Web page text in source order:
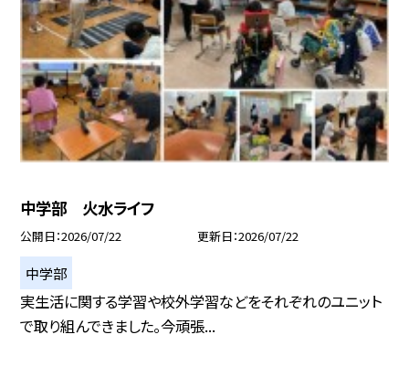
中学部 火水ライフ
公開日 2026/07/22 更新日 2026/07/22
中学部
実生活に関する学習や校外学習などをそれぞれのユニット
で取り組んできました。今頑張...